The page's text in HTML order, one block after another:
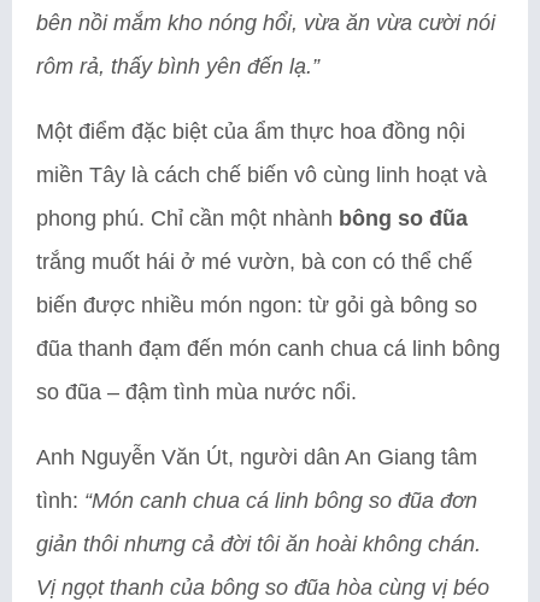
bên nồi mắm kho nóng hổi, vừa ăn vừa cười nói
rôm rả, thấy bình yên đến lạ.”
Một điểm đặc biệt của ẩm thực hoa đồng nội
miền Tây là cách chế biến vô cùng linh hoạt và
phong phú. Chỉ cần một nhành bông so đũa
trắng muốt hái ở mé vườn, bà con có thể chế
biến được nhiều món ngon: từ gỏi gà bông so
đũa thanh đạm đến món canh chua cá linh bông
so đũa – đậm tình mùa nước nổi.
Anh Nguyễn Văn Út, người dân An Giang tâm
tình: “Món canh chua cá linh bông so đũa đơn
giản thôi nhưng cả đời tôi ăn hoài không chán.
Vị ngọt thanh của bông so đũa hòa cùng vị béo